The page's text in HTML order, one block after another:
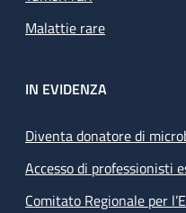
Malattie rare
IN EVIDENZA
Diventa donatore di
Accesso di professionisti
Comitato Regionale per